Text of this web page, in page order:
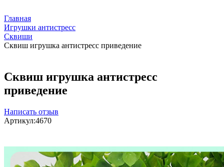
Главная
Игрушки антистресс
Сквиши
Сквиш игрушка антистресс приведение
Сквиш игрушка антистресс
приведение
Написать отзыв
Артикул:4670